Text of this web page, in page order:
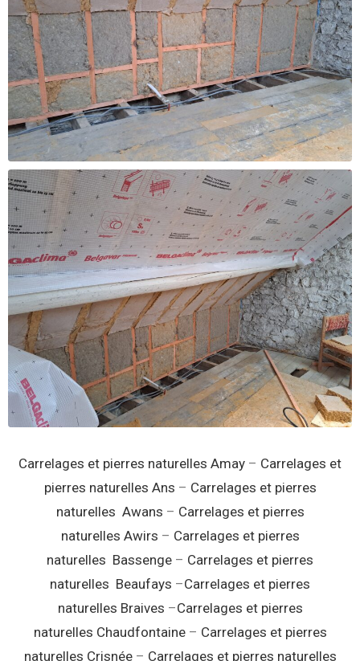
Carrelages et pierres naturelles Amay – Carrelages et
pierres naturelles Ans – Carrelages et pierres
naturelles Awans – Carrelages et pierres
naturelles Awirs – Carrelages et pierres
naturelles Bassenge – Carrelages et pierres
naturelles Beaufays –Carrelages et pierres
naturelles Braives –Carrelages et pierres
naturelles Chaudfontaine– Carrelages et pierres
naturelles Crisnée– Carrelages et pierres naturelles